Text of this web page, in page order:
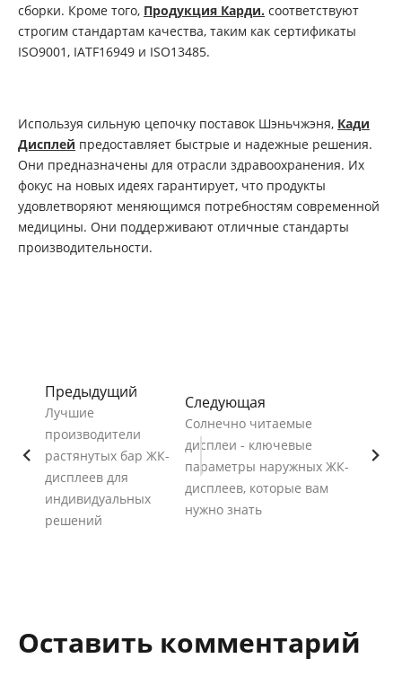
сборки. Кроме того, Продукция Карди. соответствуют
строгим стандартам качества, таким как сертификаты
ISO9001, IATF16949 и ISO13485.
Используя сильную цепочку поставок Шэньчжэня, Кади
Дисплей предоставляет быстрые и надежные решения.
Они предназначены для отрасли здравоохранения. Их
фокус на новых идеях гарантирует, что продукты
удовлетворяют меняющимся потребностям современной
медицины. Они поддерживают отличные стандарты
производительности.
Предыдущий
Лучшие
производители
растянутых бар ЖК-
дисплеев для
индивидуальных
решений
Следующая
Солнечно читаемые
дисплеи - ключевые
параметры наружных ЖК-
дисплеев, которые вам
нужно знать
Оставить комментарий